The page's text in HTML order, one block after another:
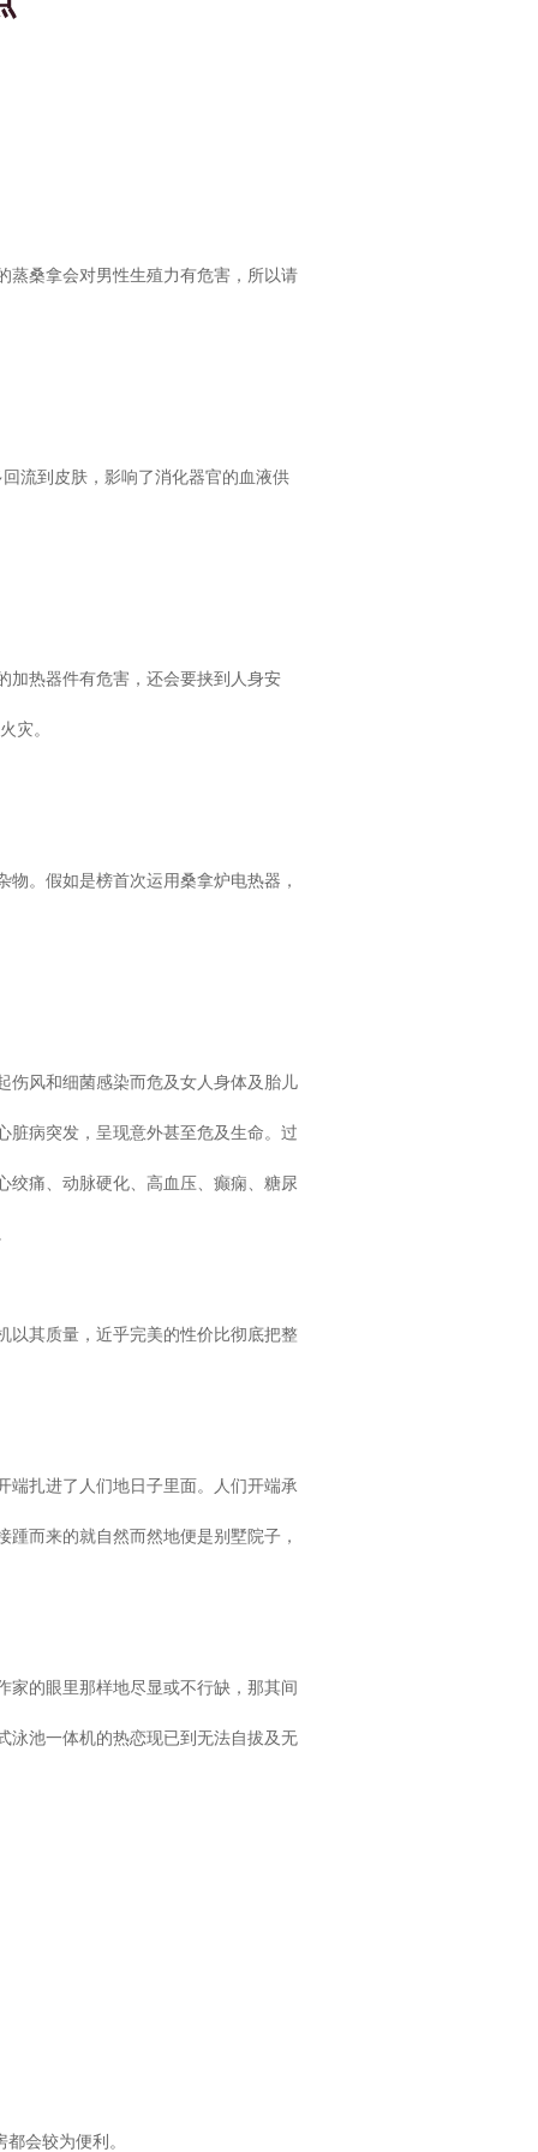
蒸桑拿会对男性生殖力有危害，所以请
流到皮肤，影响了消化器官的血液供
加热器件有危害，还会要挟到人身安
灾。
。假如是榜首次运用桑拿炉电热器，
伤风和细菌感染而危及女人身体及胎儿
脏病突发，呈现意外甚至危及生命。过
绞痛、动脉硬化、高血压、癫痫、糖尿
以其质量，近乎完美的性价比彻底把整
扎进了人们地日子里面。人们开端承
而来的就自然而然地便是别墅院子，
家的眼里那样地尽显或不行缺，那其间
泳池一体机的热恋现已到无法自拔及无
会较为便利。